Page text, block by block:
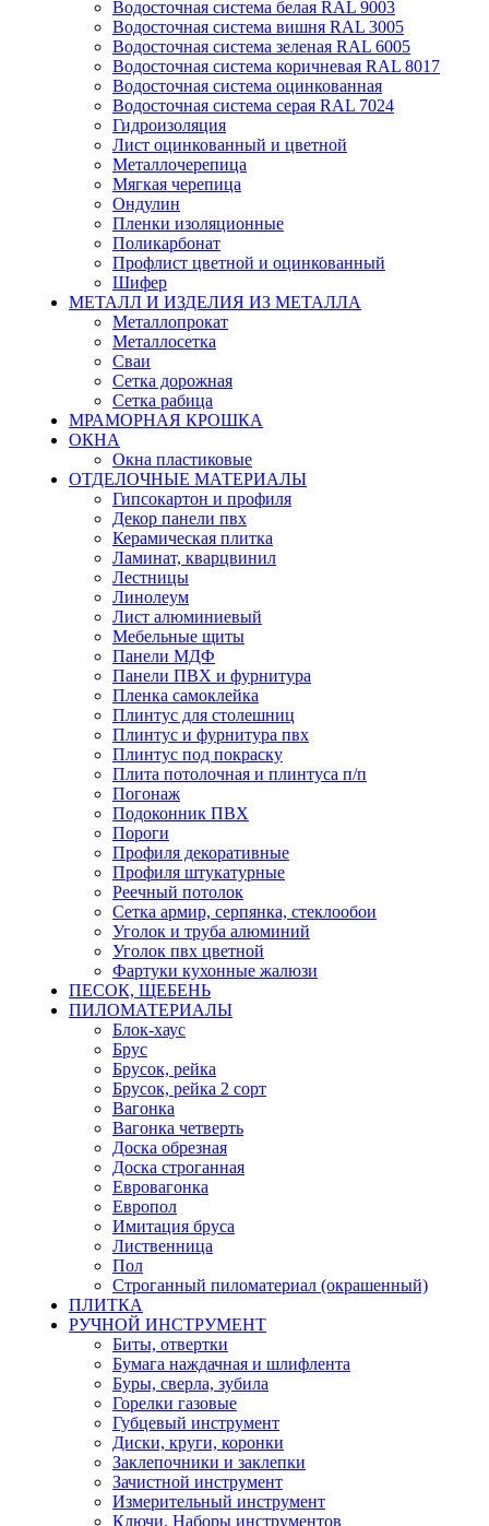
Водосточная система белая RAL 9003
Водосточная система вишня RAL 3005
Водосточная система зеленая RAL 6005
Водосточная система коричневая RAL 8017
Водосточная система оцинкованная
Водосточная система серая RAL 7024
Гидроизоляция
Лист оцинкованный и цветной
Металлочерепица
Мягкая черепица
Ондулин
Пленки изоляционные
Поликарбонат
Профлист цветной и оцинкованный
Шифер
МЕТАЛЛ И ИЗДЕЛИЯ ИЗ МЕТАЛЛА
Металлопрокат
Металлосетка
Сваи
Сетка дорожная
Сетка рабица
МРАМОРНАЯ КРОШКА
ОКНА
Окна пластиковые
ОТДЕЛОЧНЫЕ МАТЕРИАЛЫ
Гипсокартон и профиля
Декор панели пвх
Керамическая плитка
Ламинат, кварцвинил
Лестницы
Линолеум
Лист алюминиевый
Мебельные щиты
Панели МДФ
Панели ПВХ и фурнитура
Пленка самоклейка
Плинтус для столешниц
Плинтус и фурнитура пвх
Плинтус под покраску
Плита потолочная и плинтуса п/п
Погонаж
Подоконник ПВХ
Пороги
Профиля декоративные
Профиля штукатурные
Реечный потолок
Сетка армир, серпянка, стеклообои
Уголок и труба алюминий
Уголок пвх цветной
Фартуки кухонные жалюзи
ПЕСОК, ЩЕБЕНЬ
ПИЛОМАТЕРИАЛЫ
Блок-хаус
Брус
Брусок, рейка
Брусок, рейка 2 сорт
Вагонка
Вагонка четверть
Доска обрезная
Доска строганная
Евровагонка
Европол
Имитация бруса
Лиственница
Пол
Строганный пиломатериал (окрашенный)
ПЛИТКА
РУЧНОЙ ИНСТРУМЕНТ
Биты, отвертки
Бумага наждачная и шлифлента
Буры, сверла, зубила
Горелки газовые
Губцевый инструмент
Диски, круги, коронки
Заклепочники и заклепки
Зачистной инструмент
Измерительный инструмент
Ключи, Наборы инструментов